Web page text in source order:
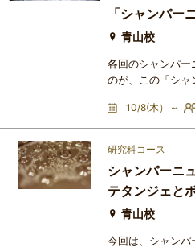
ると、なぜ味わ
「シャンパー
青山校
各回のシャンパー
のが、この「シャ
しです!!シャンパ
り、さらに、供出
し、シャンパーニ
ニュ講座を目指し
大手メゾンの魅力
「洗練さ」。この
10/8(木） ~
研究科コース
シャンパーニ
テタンジェと
青山校
今回は、シャンパ